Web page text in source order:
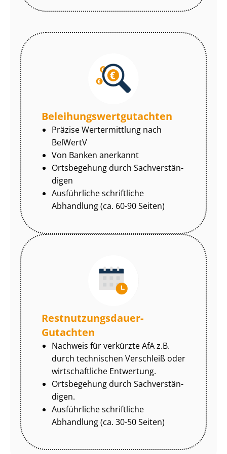
Be­lei­hungs­wert­gut­ach­ten
Präzise Wertermittlung nach
BelWertV
Von Banken anerkannt
Ortsbegehung durch Sach­ver­stän­
di­gen
Ausführliche schriftliche
Abhandlung (ca. 60-90 Seiten)
Rest­nut­zungs­dau­er-
Gutachten
Nachweis für verkürzte AfA z.B.
durch technischen Verschleiß oder
wirtschaftliche Entwertung.
Ortsbegehung durch Sach­ver­stän­
di­gen.
Ausführliche schriftliche
Abhandlung (ca. 30-50 Seiten)